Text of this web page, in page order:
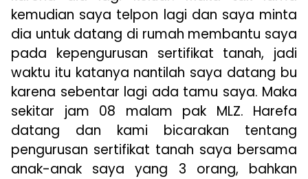
kemudian saya telpon lagi dan saya minta
dia untuk datang di rumah membantu saya
pada kepengurusan sertifikat tanah, jadi
waktu itu katanya nantilah saya datang bu
karena sebentar lagi ada tamu saya. Maka
sekitar jam 08 malam pak MLZ. Harefa
datang dan kami bicarakan tentang
pengurusan sertifikat tanah saya bersama
anak-anak saya yang 3 orang, bahkan